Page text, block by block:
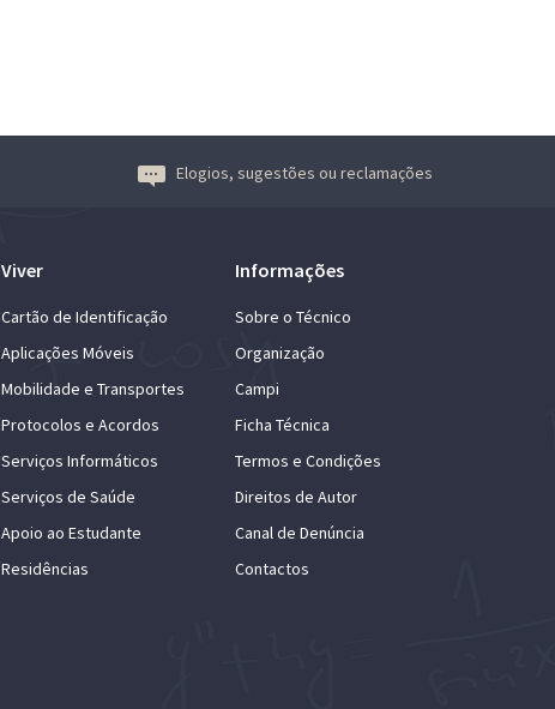
Elogios, sugestões ou reclamações
Viver
Cartão de Identificação
Aplicações Móveis
Mobilidade e Transportes
Protocolos e Acordos
Serviços Informáticos
Serviços de Saúde
Apoio ao Estudante
Residências
Informações
Sobre o Técnico
Organização
Campi
Ficha Técnica
Termos e Condições
Direitos de Autor
Canal de Denúncia
Contactos